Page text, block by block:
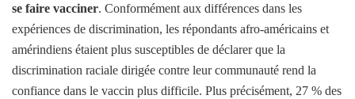
se faire vacciner. Conformément aux différences dans les
expériences de discrimination, les répondants afro-américains et
amérindiens étaient plus susceptibles de déclarer que la
discrimination raciale dirigée contre leur communauté rend la
confiance dans le vaccin plus difficile. Plus précisément, 27 % des